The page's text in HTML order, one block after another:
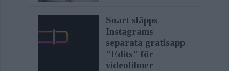
Snart släpps
Instagrams
separata gratisapp
"Edits" för
videofilmer